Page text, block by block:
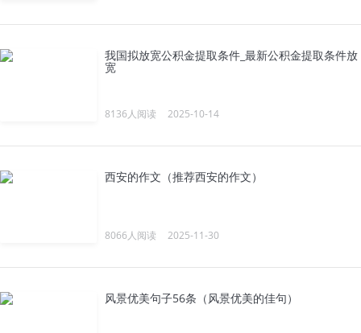
我国拟放宽公积金提取条件_最新公积金提取条件放
宽
8136人阅读 2025-10-14
西安的作文（推荐西安的作文）
8066人阅读 2025-11-30
风景优美句子56条（风景优美的佳句）